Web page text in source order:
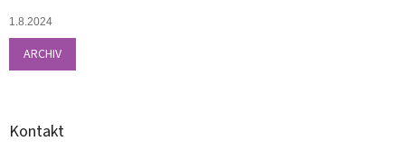
1.8.2024
ARCHIV
Kontakt